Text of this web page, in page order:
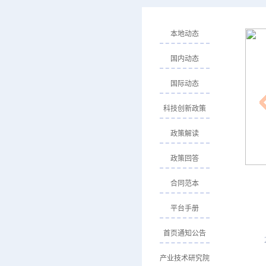
本地动态
国内动态
国际动态
科技创新政策
政策解读
政策回答
合同范本
平台手册
首页通知公告
产业技术研究院